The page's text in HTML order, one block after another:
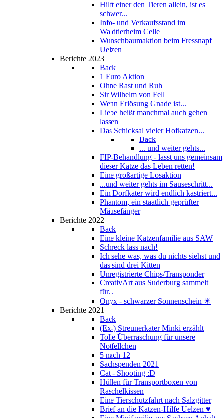
Hilft einer den Tieren allein, ist es
schwer...
Info- und Verkaufsstand im
Waldtierheim Celle
Wunschbaumaktion beim Fressnapf
Uelzen
Berichte 2023
Back
1 Euro Aktion
Ohne Rast und Ruh
Sir Wilhelm von Fell
Wenn Erlösung Gnade ist...
Liebe heißt manchmal auch gehen
lassen
Das Schicksal vieler Hofkatzen...
Back
... und weiter gehts...
FIP-Behandlung - lasst uns gemeinsam
dieser Katze das Leben retten!
Eine großartige Losaktion
...und weiter gehts im Sauseschritt...
Ein Dorfkater wird endlich kastriert...
Phantom, ein staatlich geprüfter
Mäusefänger
Berichte 2022
Back
Eine kleine Katzenfamilie aus SAW
Schreck lass nach!
Ich sehe was, was du nichts siehst und
das sind drei Kitten
Unregistrierte Chips/Transponder
CreativArt aus Suderburg sammelt
für...
Onyx - schwarzer Sonnenschein ☀
Berichte 2021
Back
(Ex-) Streunerkater Minki erzählt
Tolle Überraschung für unsere
Notfellchen
5 nach 12
Sachspenden 2021
Cat - Shooting :D
Hüllen für Transportboxen von
Raschelkissen
Eine Tierschutzfahrt nach Salzgitter
Brief an die Katzen-Hilfe Uelzen ♥